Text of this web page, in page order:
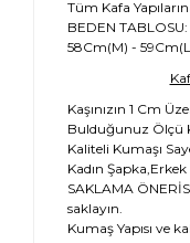
Tüm Kafa
BEDEN
58Cm(M) -
Kaşınızın 1 Cm
Bulduğunuz Ölçü
Kaliteli Kumaşı
Kadın
SAKLAMA
saklayın.
Kumaş Yapısı ve